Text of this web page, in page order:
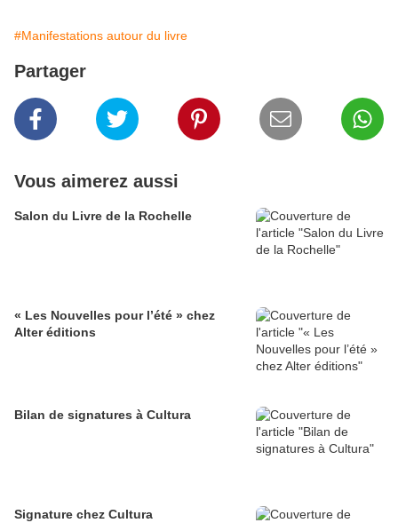
#Manifestations autour du livre
Partager
Vous aimerez aussi
Salon du Livre de la Rochelle
« Les Nouvelles pour l’été » chez
Alter éditions
Bilan de signatures à Cultura
Signature chez Cultura